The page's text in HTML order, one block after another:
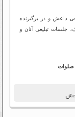
داعش و در برگیرنده
جلسات تبلیغی آنان و
صلوات